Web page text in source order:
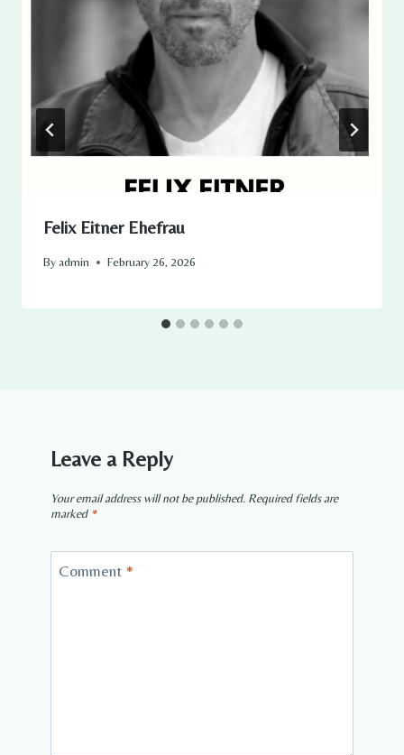
Felix Eitner Ehefrau
By admin February 26, 2026
Leave a Reply
Your email address will not be published. Required fields are
marked *
Comment *